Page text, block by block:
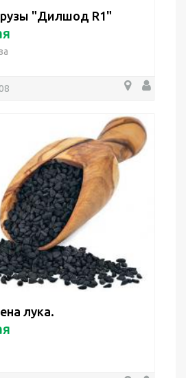
"Дилшод R1"
лука.